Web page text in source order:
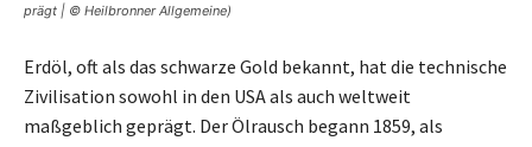
prägt | © Heilbronner Allgemeine)
Erdöl, oft als das schwarze Gold bekannt, hat die technische
Zivilisation sowohl in den USA als auch weltweit
maßgeblich geprägt. Der Ölrausch begann 1859, als